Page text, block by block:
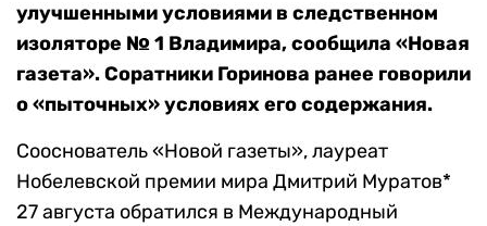
улучшенными условиями в следственном
изоляторе № 1 Владимира, сообщила «Новая
газета». Соратники Горинова ранее говорили
о «пыточных» условиях его содержания.
Сооснователь «Новой газеты», лауреат
Нобелевской премии мира Дмитрий Муратов*
27 августа обратился в Международный